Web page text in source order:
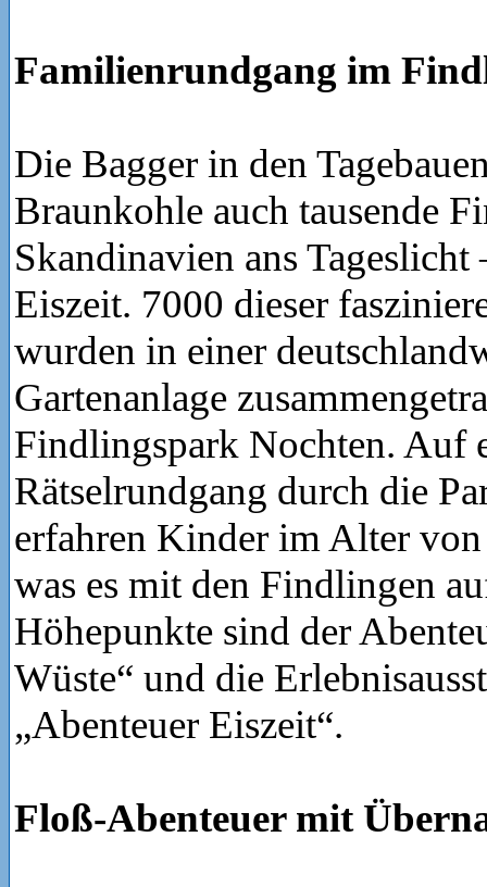
Familienrundgang im
Die Bagger in den
Braunkohle auch tausende
Skandinavien ans
Eiszeit. 7000 dieser
wurden in einer
Gartenanlage
Findlingspark Nochten. Auf
Rätselrundgang durch die
erfahren Kinder im Alter
was es mit den Findlingen
Höhepunkte sind der
Wüste“ und die
„Abenteuer Eiszeit“.
Floß-Abenteuer mit